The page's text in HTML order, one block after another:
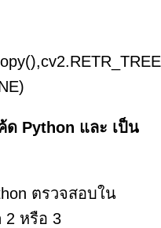
ด Python และ เป็น
ตรวจสอบใน
2 หรือ 3